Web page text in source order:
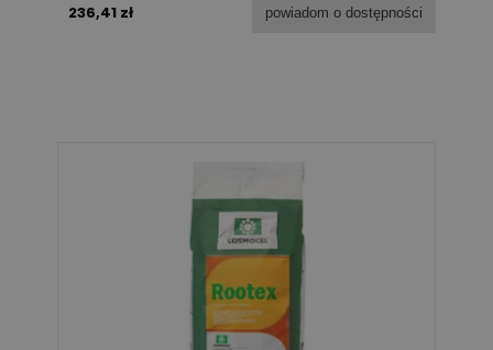
236,41 zł powiadom o dostępności